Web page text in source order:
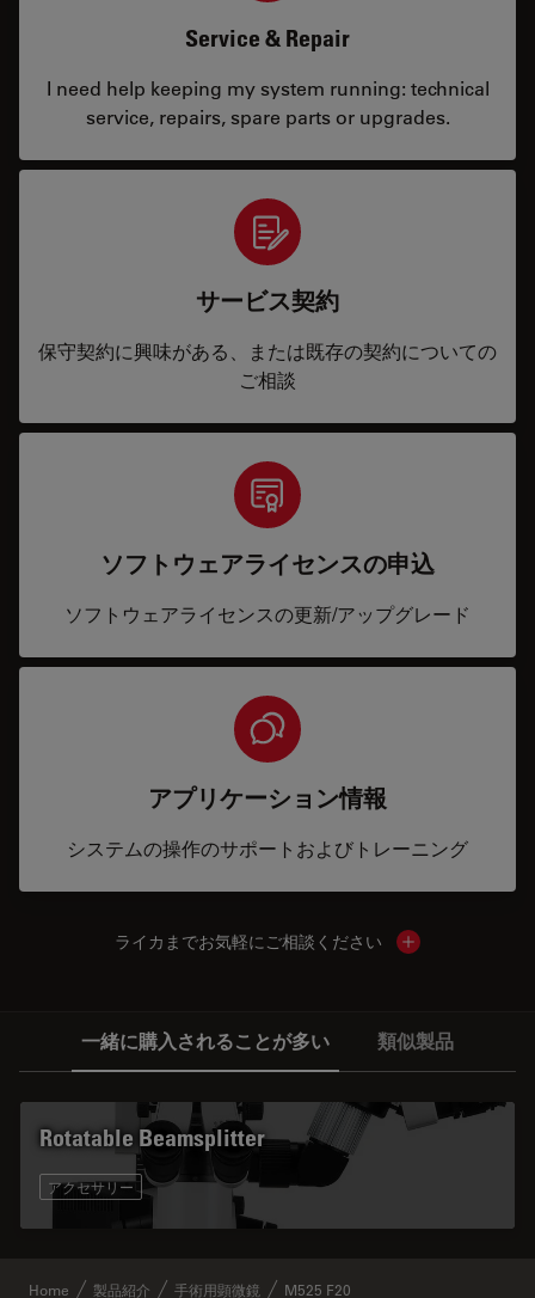
Service & Repair
I need help keeping my system running: technical
service, repairs, spare parts or upgrades.
サービス契約
保守契約に興味がある、または既存の契約についての
ご相談
ソフトウェアライセンスの申込
ソフトウェアライセンスの更新/アップグレード
アプリケーション情報
システムの操作のサポートおよびトレーニング
ライカまでお気軽にご相談ください Show local
一緒に購入されることが多い 類似製品
Rotatable Beamsplitter
アクセサリー
Home 製品紹介 手術用顕微鏡 M525 F20